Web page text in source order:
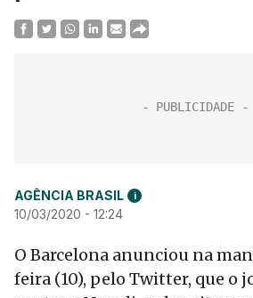
AGÊNCIA BRASIL i
10/03/2020 - 12:24
O Barcelona anunciou na
feira (10), pelo Twitter, que o